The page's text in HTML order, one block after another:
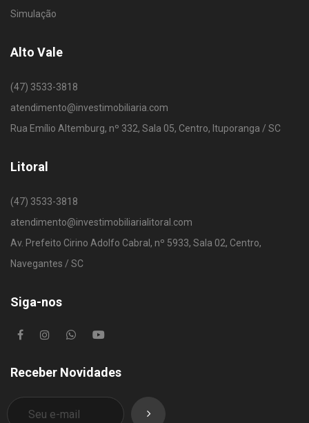
Simulação
Alto Vale
(47) 3533-3818
atendimento@investimobiliaria.com
Rua Emílio Altemburg, nº 332, Sala 05, Centro, Ituporanga / SC
Litoral
(47) 3533-3818
atendimento@investimobiliarialitoral.com
Av. Prefeito Cirino Adolfo Cabral, nº 5933, Sala 02, Centro,
Navegantes / SC
Siga-nos
Receber Novidades